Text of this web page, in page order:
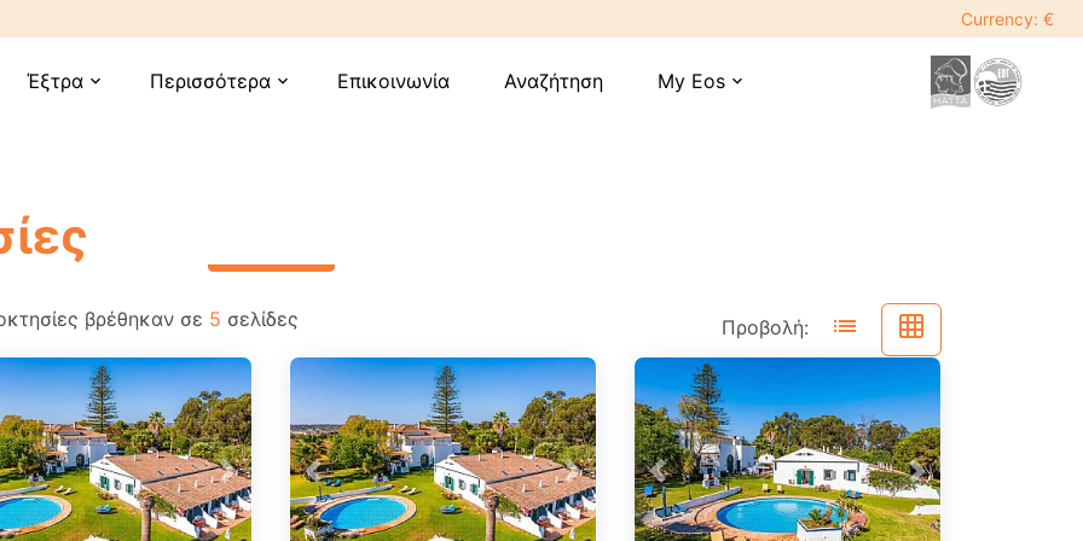
Currency: €
Έξτρα expand_more Περισσότερα expand_more Επικοινωνία Αναζήτηση My Eos expand_more
βρέθηκαν σε 5 σελίδες Προβολή: list grid_on
Next Previous Next Previous Next